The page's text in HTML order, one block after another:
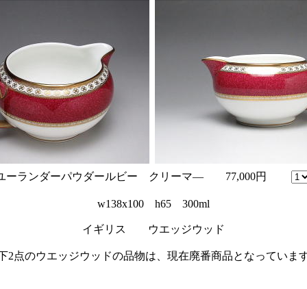
ランダーパウダールビー クリーマ― 77,000円
w138x100 h65 300ml
イギリス ウエッジウッド
2点のウエッジウッドの品物は、現在廃番商品となっていま